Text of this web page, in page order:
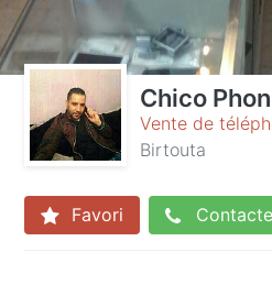
Chico
Vente de
Birtouta
Favori